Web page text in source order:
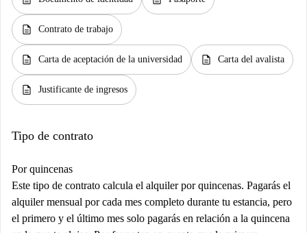
description Contrato de trabajo
description Carta de aceptación de la universidad description Carta del avalista
description Justificante de ingresos
Tipo de contrato
Por quincenas
Este tipo de contrato calcula el alquiler por quincenas. Pagarás el
alquiler mensual por cada mes completo durante tu estancia, pero
el primero y el último mes solo pagarás en relación a la quincena